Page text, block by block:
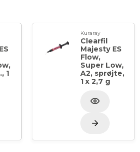
håndtere og forme
hurtigt at polere.
sikre høj glans, som holder i
1
Kuraray
Clearfil
Majesty ES
Flow,
Super Low,
A2, sprøjte,
1 x 2,7 g